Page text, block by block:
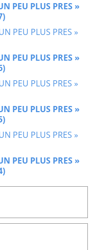
PEU PLUS PRES »
PEU PLUS PRES »
PEU PLUS PRES »
PEU PLUS PRES »